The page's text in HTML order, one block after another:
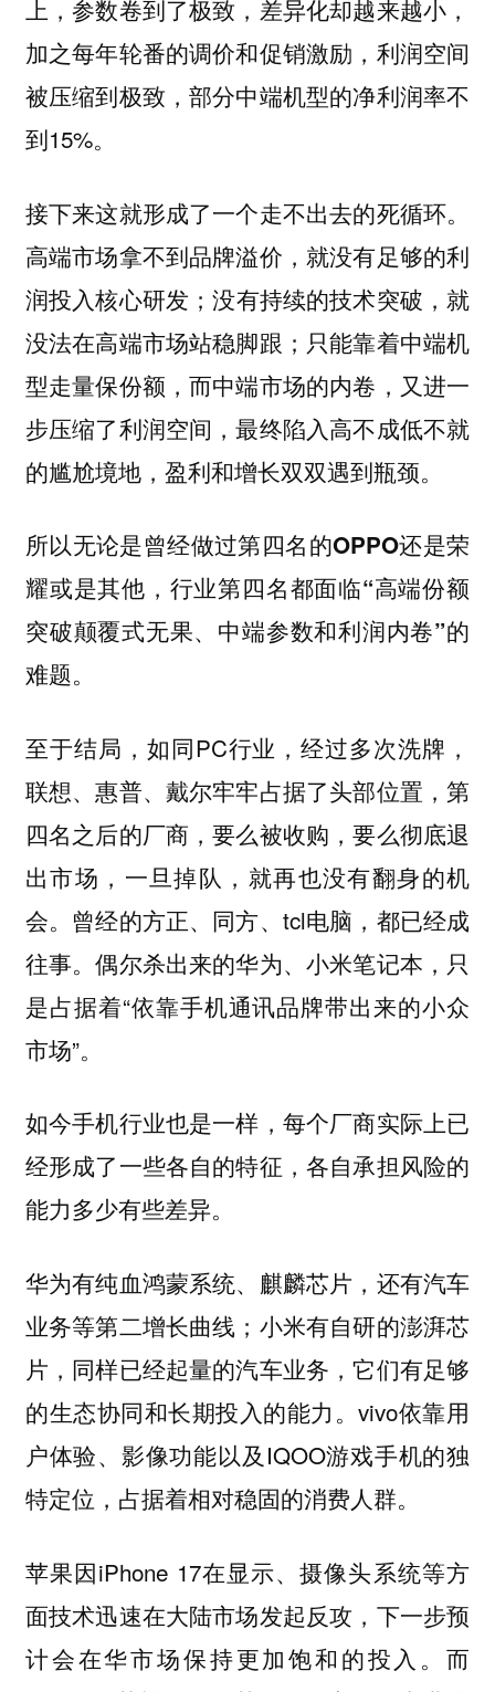
上，参数卷到了极致，差异化却越来越小，
加之每年轮番的调价和促销激励，利润空间
被压缩到极致，部分中端机型的净利润率不
到15%。
接下来这就形成了一个走不出去的死循环。
高端市场拿不到品牌溢价，就没有足够的利
润投入核心研发；没有持续的技术突破，就
没法在高端市场站稳脚跟；只能靠着中端机
型走量保份额，而中端市场的内卷，又进一
步压缩了利润空间，最终陷入高不成低不就
的尴尬境地，盈利和增长双双遇到瓶颈。
所以无论是曾经做过第四名的OPPO还是荣
耀或是其他，行业第四名都面临“高端份额
突破颠覆式无果、中端参数和利润内卷”的
难题。
至于结局，如同PC行业，经过多次洗牌，
联想、惠普、戴尔牢牢占据了头部位置，第
四名之后的厂商，要么被收购，要么彻底退
出市场，一旦掉队，就再也没有翻身的机
会。曾经的方正、同方、tcl电脑，都已经成
往事。偶尔杀出来的华为、小米笔记本，只
是占据着“依靠手机通讯品牌带出来的小众
市场”。
如今手机行业也是一样，每个厂商实际上已
经形成了一些各自的特征，各自承担风险的
能力多少有些差异。
华为有纯血鸿蒙系统、麒麟芯片，还有汽车
业务等第二增长曲线；小米有自研的澎湃芯
片，同样已经起量的汽车业务，它们有足够
的生态协同和长期投入的能力。vivo依靠用
户体验、影像功能以及IQOO游戏手机的独
特定位，占据着相对稳固的消费人群。
苹果因iPhone 17在显示、摄像头系统等方
面技术迅速在大陆市场发起反攻，下一步预
计会在华市场保持更加饱和的投入。而